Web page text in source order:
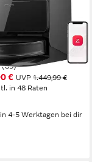
Pa mit
Staubbehälter
State LIDAR
Navigation
(83)
€ UVP 1.449,99 €
in 48 Raten
4-5 Werktagen bei dir